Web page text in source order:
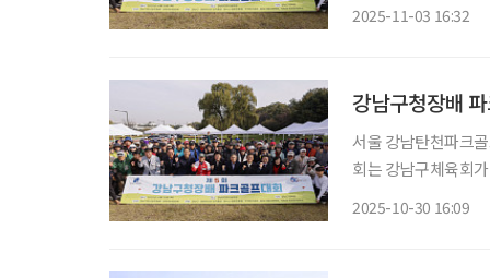
2025-11-03 16:32
강남구청장배
서울 강남탄천파크
회는 강남구체육회
2025-10-30 16:09